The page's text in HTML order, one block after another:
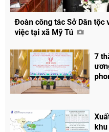
Đoàn công tác Sở Dân tộc
việc tại xã Mỹ Tú
7
khu